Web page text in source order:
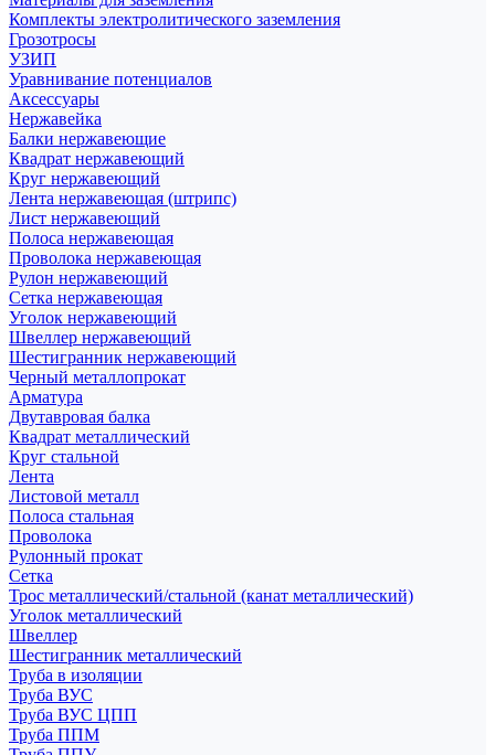
Комплекты электролитического заземления
Грозотросы
УЗИП
Уравнивание потенциалов
Аксессуары
Нержавейка
Балки нержавеющие
Квадрат нержавеющий
Круг нержавеющий
Лента нержавеющая (штрипс)
Лист нержавеющий
Полоса нержавеющая
Проволока нержавеющая
Рулон нержавеющий
Сетка нержавеющая
Уголок нержавеющий
Швеллер нержавеющий
Шестигранник нержавеющий
Черный металлопрокат
Арматура
Двутавровая балка
Квадрат металлический
Круг стальной
Лента
Листовой металл
Полоса стальная
Проволока
Рулонный прокат
Сетка
Трос металлический/стальной (канат металлический)
Уголок металлический
Швеллер
Шестигранник металлический
Труба в изоляции
Труба ВУС
Труба ВУС ЦПП
Труба ППМ